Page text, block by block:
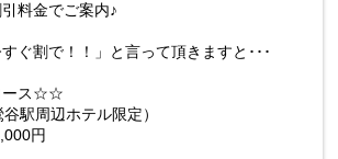
料金でご案内♪
ぐ割で！！」と言って頂きますと･･･
ース☆☆
駅周辺ホテル限定）
円